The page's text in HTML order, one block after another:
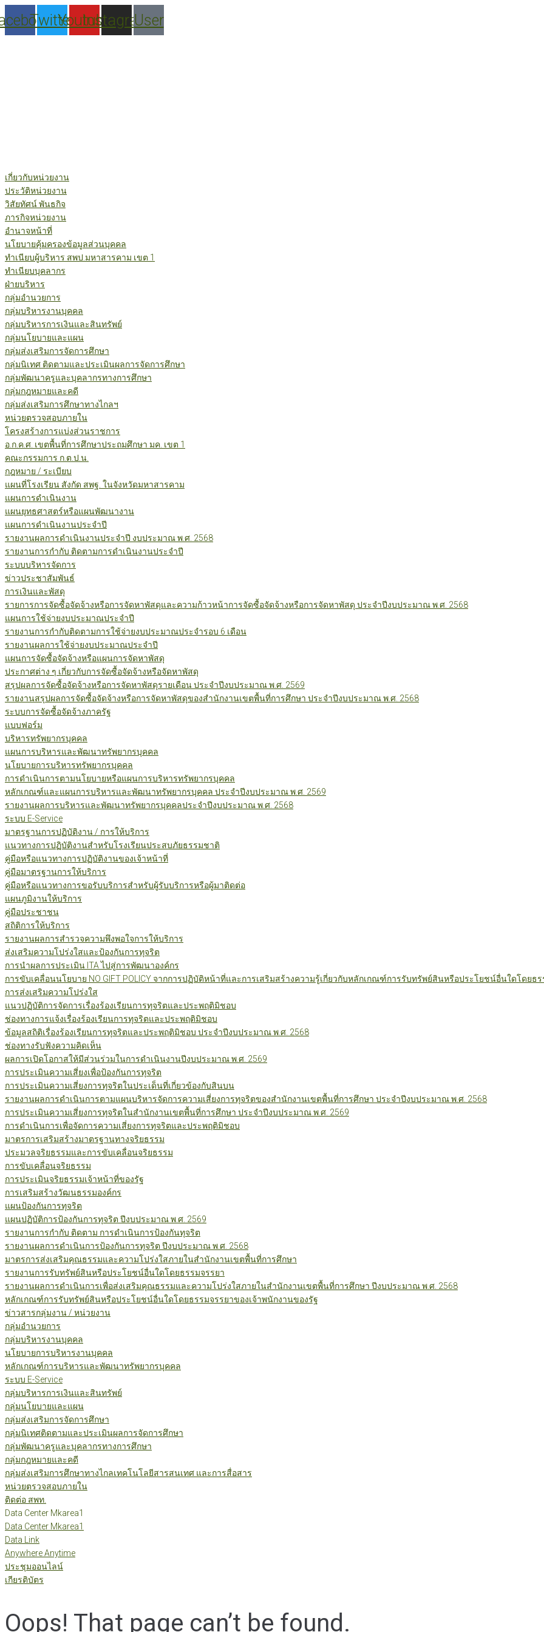
to
content
TwitterYoutube
Instagram
User
เกี่ยวกับหน่วยงาน
ประวัติหน่วยงาน
วิสัยทัศน์ พันธกิจ
ภารกิจหน่วยงาน
อำนาจหน้าที่
นโยบายคุ้มครองข้อมูลส่วนบุคคล
ทำเนียบผู้บริหาร สพป.มหาสารคาม เขต 1
ทำเนียบบุคลากร
ฝ่ายบริหาร
กลุ่มอำนวยการ
กลุ่มบริหารงานบุคคล
กลุ่มบริหารการเงินและสินทรัพย์
กลุ่มนโยบายและแผน
กลุ่มส่งเสริมการจัดการศึกษา
กลุ่มนิเทศ ติดตามและประเมินผลการจัดการศึกษา
กลุ่มพัฒนาครูและบุคลากรทางการศึกษา
กลุ่มกฎหมายและคดี
กลุ่มส่งเสริมการศึกษาทางไกลฯ
หน่วยตรวจสอบภายใน
โครงสร้างการแบ่งส่วนราชการ
อ.ก.ค.ศ. เขตพื้นที่การศึกษาประถมศึกษา มค. เขต 1
คณะกรรมการ ก.ต.ป.น.
กฎหมาย / ระเบียบ
แผนที่โรงเรียน สังกัด สพฐ. ในจังหวัดมหาสารคาม
แผนการดำเนินงาน
แผนยุทธศาสตร์หรือแผนพัฒนางาน
แผนการดำเนินงานประจำปี
รายงานผลการดำเนินงานประจำปี งบประมาณ พ.ศ. 2568
รายงานการกำกับ ติดตามการดำเนินงานประจำปี
ระบบบริหารจัดการ
ข่าวประชาสัมพันธ์
การเงินและพัสดุ
รายการการจัดซื้อจัดจ้างหรือการจัดหาพัสดุและความก้าวหน้าการจัดซื้อจัดจ้างหรือการจัดหาพัสดุ ประจำปีงบประมาณ พ.ศ. 2568
แผนการใช้จ่ายงบประมาณประจำปี
รายงานการกำกับติดตามการใช้จ่ายงบประมาณประจำรอบ 6 เดือน
รายงานผลการใช้จ่ายงบประมาณประจำปี
แผนการจัดซื้อจัดจ้างหรือแผนการจัดหาพัสดุ
ประกาศต่าง ๆ เกี่ยวกับการจัดซื้อจัดจ้างหรือจัดหาพัสดุ
สรุปผลการจัดซื้อจัดจ้างหรือการจัดหาพัสดุรายเดือน ประจำปีงบประมาณ พ.ศ. 2569
รายงานสรุปผลการจัดซื้อจัดจ้างหรือการจัดหาพัสดุของสำนักงานเขตพื้นที่การศึกษา ประจำปีงบประมาณ พ.ศ. 2568
ระบบการจัดซื้อจัดจ้างภาครัฐ
แบบฟอร์ม
บริหารทรัพยากรบุคคล
แผนการบริหารและพัฒนาทรัพยากรบุคคล
นโยบายการบริหารทรัพยากรบุคคล
การดำเนินการตามนโยบายหรือแผนการบริหารทรัพยากรบุคคล
หลักเกณฑ์และแผนการบริหารและพัฒนาทรัพยากรบุคคล ประจำปีงบประมาณ พ.ศ. 2569
รายงานผลการบริหารและพัฒนาทรัพยากรบุคคลประจำปีงบประมาณ พ.ศ. 2568
ระบบ E-Service
มาตรฐานการปฏิบัติงาน / การให้บริการ
แนวทางการปฏิบัติงานสำหรับโรงเรียนประสบภัยธรรมชาติ
คู่มือหรือแนวทางการปฏิบัติงานของเจ้าหน้าที่
คู่มือมาตรฐานการให้บริการ
คู่มือหรือแนวทางการขอรับบริการสำหรับผู้รับบริการหรือผู้มาติดต่อ
แผนภูมิงานให้บริการ
คู่มือประชาชน
สถิติการให้บริการ
รายงานผลการสำรวจความพึงพอใจการให้บริการ
ส่งเสริมความโปร่งใสและป้องกันการทุจริต
การนำผลการประเมิน ITA ไปสู่การพัฒนาองค์กร
การขับเคลื่อนนโยบาย NO GIFT POLICY จากการปฏิบัติหน้าที่และการเสริมสร้างความรู้เกี่ยวกับหลักเกณฑ์การรับทรัพย์สินหรือประโยชน์อื่นใดโดยธ
การส่งเสริมความโปร่งใส
แนวปฏิบัติการจัดการเรื่องร้องเรียนการทุจริตและประพฤติมิชอบ
ช่องทางการแจ้งเรื่องร้องเรียนการทุจริตและประพฤติมิชอบ
ข้อมูลสถิติเรื่องร้องเรียนการทุจริตและประพฤติมิชอบ ประจำปีงบประมาณ พ.ศ. 2568
ช่องทางรับฟังความคิดเห็น
ผลการเปิดโอกาสให้มีส่วนร่วมในการดำเนินงานปีงบประมาณ พ.ศ. 2569
การประเมินความเสี่ยงเพื่อป้องกันการทุจริต
การประเมินความเสี่ยงการทุจริตในประเด็นที่เกี่ยวข้องกับสินบน
รายงานผลการดำเนินการตามแผนบริหารจัดการความเสี่ยงการทุจริตของสำนักงานเขตพื้นที่การศึกษา ประจำปีงบประมาณ พ.ศ. 2568
การประเมินความเสี่ยงการทุจริตในสำนักงานเขตพื้นที่การศึกษา ประจำปีงบประมาณ พ.ศ. 2569
การดำเนินการเพื่อจัดการความเสี่ยงการทุจริตและประพฤติมิชอบ
มาตรการเสริมสร้างมาตรฐานทางจริยธรรม
ประมวลจริยธรรมและการขับเคลื่อนจริยธรรม
การขับเคลื่อนจริยธรรม
การประเมินจริยธรรมเจ้าหน้าที่ของรัฐ
การเสริมสร้างวัฒนธรรมองค์กร
แผนป้องกันการทุจริต
แผนปฏิบัติการป้องกันการทุจริต ปีงบประมาณ พ.ศ. 2569
รายงานการกำกับ ติดตาม การดำเนินการป้องกันทุจริต
รายงานผลการดำเนินการป้องกันการทุจริต ปีงบประมาณ พ.ศ. 2568
มาตรการส่งเสริมคุณธรรมและความโปร่งใสภายในสำนักงานเขตพื้นที่การศึกษา
รายงานการรับทรัพย์สินหรือประโยชน์อื่นใดโดยธรรมจรรยา
รายงานผลการดำเนินการเพื่อส่งเสริมคุณธรรมและความโปร่งใสภายในสำนักงานเขตพื้นที่การศึกษา ปีงบประมาณ พ.ศ. 2568
หลักเกณฑ์การรับทรัพย์สินหรือประโยชน์อื่นใดโดยธรรมจรรยาของเจ้าพนักงานของรัฐ
ข่าวสารกลุ่มงาน / หน่วยงาน
กลุ่มอำนวยการ
กลุ่มบริหารงานบุคคล
นโยบายการบริหารงานบุคคล
หลักเกณฑ์การบริหารและพัฒนาทรัพยากรบุคคล
ระบบ E-Service
กลุ่มบริหารการเงินและสินทรัพย์
กลุ่มนโยบายและแผน
กลุ่มส่งเสริมการจัดการศึกษา
กลุ่มนิเทศติดตามและประเมินผลการจัดการศึกษา
กลุ่มพัฒนาครูและบุคลากรทางการศึกษา
กลุ่มกฎหมายและคดี
กลุ่มส่งเสริมการศึกษาทางไกลเทคโนโลยีสารสนเทศ และการสื่อสาร
หน่วยตรวจสอบภายใน
ติดต่อ สพท.
Data Center Mkarea1
Data Center Mkarea1
Data Link
Anywhere Anytime
ประชุมออนไลน์
เกียรติบัตร
Oops! That page can’t be found.